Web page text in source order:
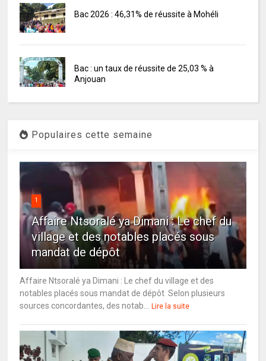
Bac 2026 : 46,31% de réussite à Mohéli
Bac : un taux de réussite de 25,03 % à
Anjouan
Populaires cette semaine
1
Affaire Ntsoralé ya Dimani : Le chef du
village et des notables placés sous
mandat de dépôt
Affaire Ntsoralé ya Dimani : Le chef du village et des
notables placés sous mandat de dépôt Selon plusieurs
sources concordantes, des notab...
Lire la suite